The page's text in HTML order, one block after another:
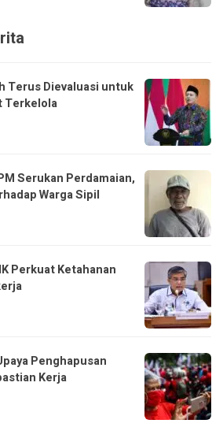
Terus Dievaluasi untuk
Terkelola
Serukan Perdamaian,
Warga Sipil
Perkuat Ketahanan
Penghapusan
Kerja